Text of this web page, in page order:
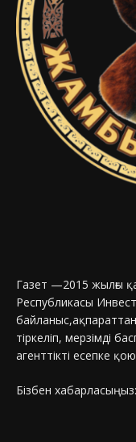
Газет —2015 жылғы
Республикасы
тіркеліп, мерзімді
агенттікті есепке
Бізбен хабарласыңыз: